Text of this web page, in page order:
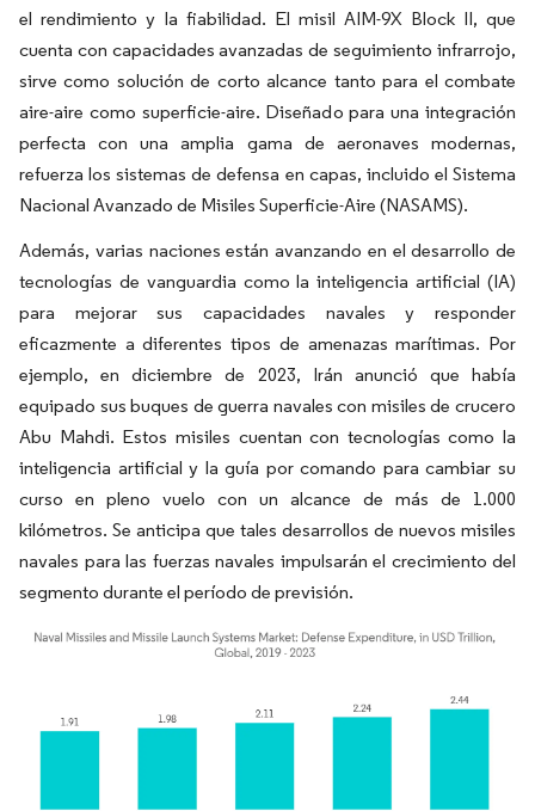
el rendimiento y la fiabilidad. El misil AIM-9X Block II, que
cuenta con capacidades avanzadas de seguimiento infrarrojo,
sirve como solución de corto alcance tanto para el combate
aire-aire como superficie-aire. Diseñado para una integración
perfecta con una amplia gama de aeronaves modernas,
refuerza los sistemas de defensa en capas, incluido el Sistema
Nacional Avanzado de Misiles Superficie-Aire (NASAMS).
Además, varias naciones están avanzando en el desarrollo de
tecnologías de vanguardia como la inteligencia artificial (IA)
para mejorar sus capacidades navales y responder
eficazmente a diferentes tipos de amenazas marítimas. Por
ejemplo, en diciembre de 2023, Irán anunció que había
equipado sus buques de guerra navales con misiles de crucero
Abu Mahdi. Estos misiles cuentan con tecnologías como la
inteligencia artificial y la guía por comando para cambiar su
curso en pleno vuelo con un alcance de más de 1.000
kilómetros. Se anticipa que tales desarrollos de nuevos misiles
navales para las fuerzas navales impulsarán el crecimiento del
segmento durante el período de previsión.